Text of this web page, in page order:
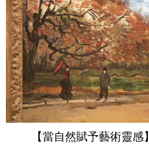
【當自然賦予藝術靈